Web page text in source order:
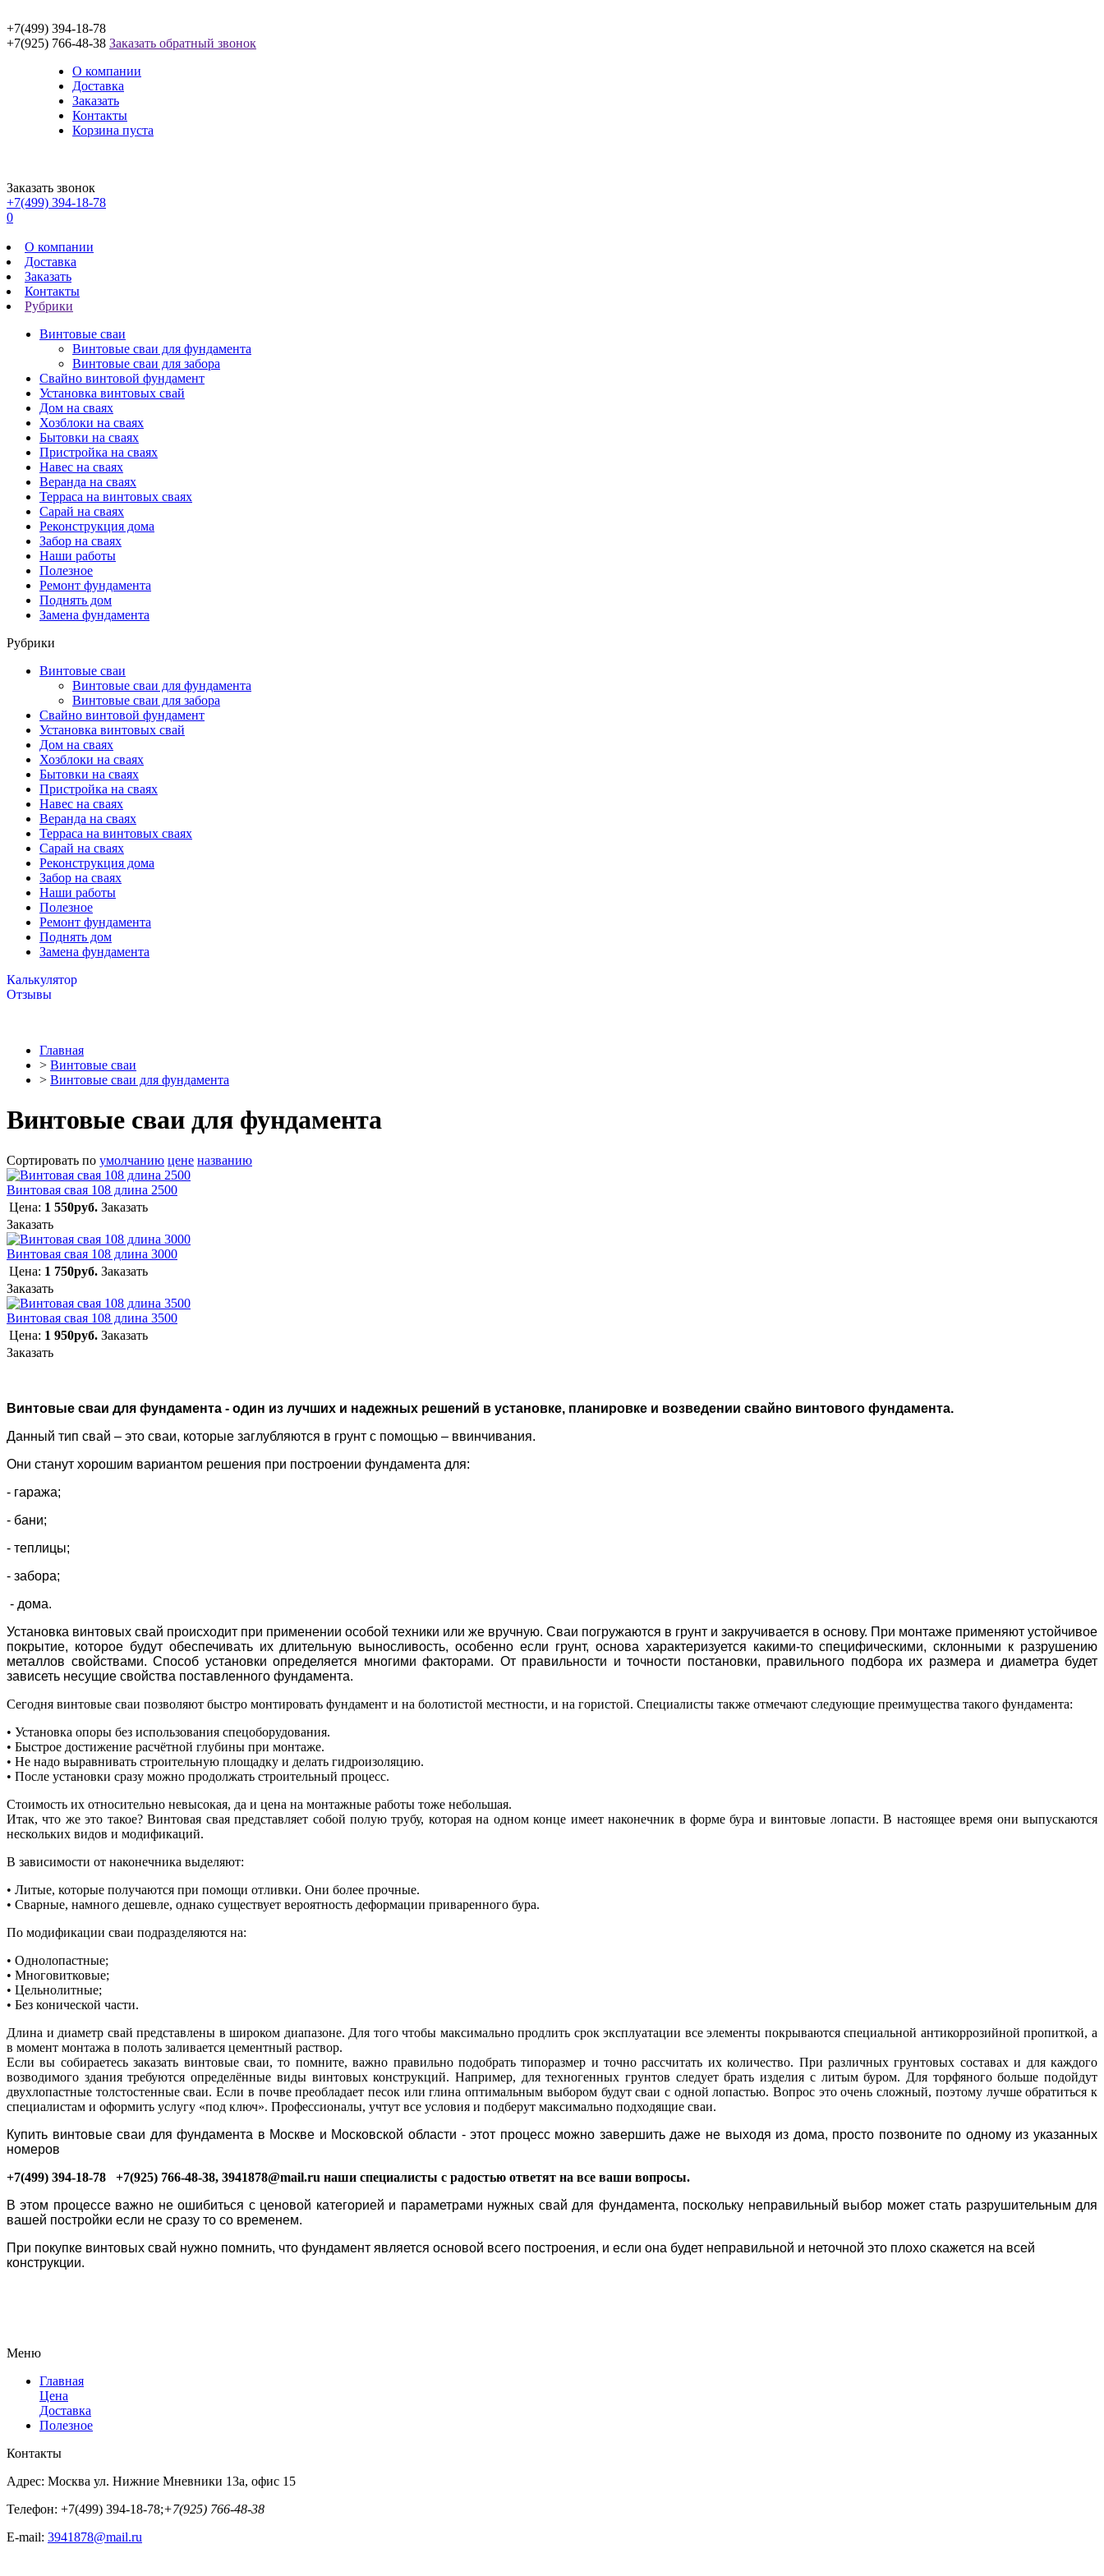
+7(499) 394-18-78
+7(925) 766-48-38 Заказать обратный звонок
О компании
Доставка
Заказать
Контакты
Корзина пуста
Заказать звонок
+7(499) 394-18-78
0
О компании
Доставка
Заказать
Контакты
Рубрики
Винтовые сваи
Винтовые сваи для фундамента
Винтовые сваи для забора
Свайно винтовой фундамент
Установка винтовых свай
Дом на сваях
Хозблоки на сваях
Бытовки на сваях
Пристройка на сваях
Навес на сваях
Веранда на сваях
Терраса на винтовых сваях
Cарай на сваях
Реконструкция дома
Забор на сваях
Наши работы
Полезное
Ремонт фундамента
Поднять дом
Замена фундамента
Рубрики
Винтовые сваи
Винтовые сваи для фундамента
Винтовые сваи для забора
Свайно винтовой фундамент
Установка винтовых свай
Дом на сваях
Хозблоки на сваях
Бытовки на сваях
Пристройка на сваях
Навес на сваях
Веранда на сваях
Терраса на винтовых сваях
Cарай на сваях
Реконструкция дома
Забор на сваях
Наши работы
Полезное
Ремонт фундамента
Поднять дом
Замена фундамента
Калькулятор
Отзывы
Главная
> Винтовые сваи
> Винтовые сваи для фундамента
Винтовые сваи для фундамента
Сортировать по умолчанию цене названию
Винтовая свая 108 длина 2500
Цена: 1 550руб. Заказать
Заказать
Винтовая свая 108 длина 3000
Цена: 1 750руб. Заказать
Заказать
Винтовая свая 108 длина 3500
Цена: 1 950руб. Заказать
Заказать
Винтовые сваи для фундамента - один из лучших и надежных решений в установке, планировке и возведении свайно винтового фундамента.
Данный тип свай – это сваи, которые заглубляются в грунт с помощью – ввинчивания.
Они станут хорошим вариантом решения при построении фундамента для:
- гаража;
- бани;
- теплицы;
- забора;
- дома.
Установка винтовых свай происходит при применении особой техники или же вручную. Сваи погружаются в грунт и закручивается в основу. При монтаже применяют устойчивое
покрытие, которое будут обеспечивать их длительную выносливость, особенно если грунт, основа характеризуется какими-то специфическими, склонными к разрушению
металлов свойствами. Способ установки определяется многими факторами. От правильности и точности постановки, правильного подбора их размера и диаметра будет
зависеть несущие свойства поставленного фундамента.
Сегодня винтовые сваи позволяют быстро монтировать фундамент и на болотистой местности, и на гористой. Специалисты также отмечают следующие преимущества такого фундамента:
• Установка опоры без использования спецоборудования.
• Быстрое достижение расчётной глубины при монтаже.
• Не надо выравнивать строительную площадку и делать гидроизоляцию.
• После установки сразу можно продолжать строительный процесс.
Стоимость их относительно невысокая, да и цена на монтажные работы тоже небольшая.
Итак, что же это такое? Винтовая сваяпредставляет собой полую трубу, которая на одном конце имеет наконечник в форме бура и винтовые лопасти. В настоящее время они выпускаются
нескольких видов и модификаций.
В зависимости от наконечника выделяют:
• Литые, которые получаются при помощи отливки. Они более прочные.
• Сварные, намного дешевле, однако существует вероятность деформации приваренного бура.
По модификации сваи подразделяются на:
• Однолопастные;
• Многовитковые;
• Цельнолитные;
• Без конической части.
Длина и диаметр свай представлены в широком диапазоне. Для того чтобы максимально продлить срок эксплуатации все элементы покрываются специальной антикоррозийной пропиткой, а
в момент монтажа в полоть заливается цементный раствор.
Если вы собираетесь заказать винтовые сваи, то помните, важно правильно подобрать типоразмер и точно рассчитать их количество. При различных грунтовых составах и для каждого
возводимого здания требуются определённые виды винтовых конструкций. Например, для техногенных грунтов следует брать изделия с литым буром. Для торфяного больше подойдут
двухлопастные толстостенные сваи. Если в почве преобладает песок или глина оптимальным выбором будут сваи с одной лопастью. Вопрос это очень сложный, поэтому лучше обратиться к
специалистам и оформить услугу «под ключ». Профессионалы, учтут все условия и подберут максимально подходящие сваи.
Купить винтовые сваи для фундамента в Москве и Московской области - этот процесс можно завершить даже не выходя из дома, просто позвоните по одному из указанных
номеров
+7(499) 394-18-78 +7(925) 766-48-38, 3941878@mail.ru наши специалисты с радостью ответят на все ваши вопросы.
В этом процессе важно не ошибиться с ценовой категорией и параметрами нужных свай для фундамента, поскольку неправильный выбор может стать разрушительным для
вашей постройки если не сразу то со временем.
При покупке винтовых свай нужно помнить, что фундамент является основой всего построения, и если она будет неправильной и неточной это плохо скажется на всей
конструкции.
Меню
Главная
Цена
Доставка
Полезное
Контакты
Адрес: Москва ул. Нижние Мневники 13а, офис 15
Телефон: +7(499) 394-18-78;+7(925) 766-48-38
E-mail: 3941878@mail.ru